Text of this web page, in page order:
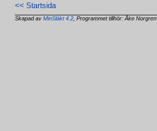
<< Startsida
Skapad avMinSläkt 4.2 , Programmet tillhör: Åke Norgren